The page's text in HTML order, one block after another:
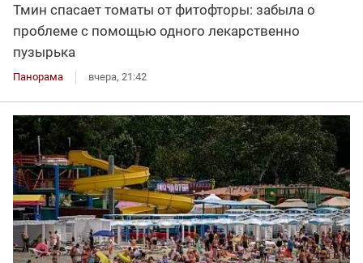
Тмин спасает томаты от фитофторы: забыла о
проблеме с помощью одного лекарственно
пузырька
Панорама вчера, 21:42